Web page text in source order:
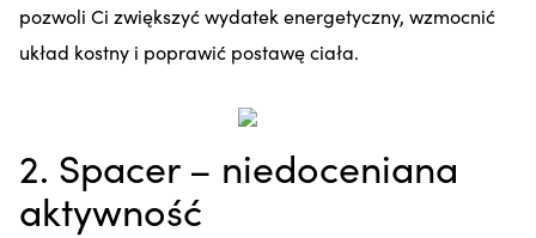
pozwoli Ci zwiększyć wydatek energetyczny, wzmocnić
układ kostny i poprawić postawę ciała.
2. Spacer – niedoceniana
aktywność